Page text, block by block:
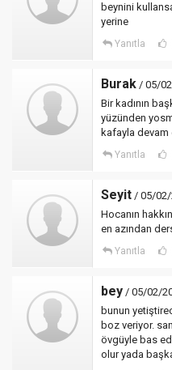
beynini
yerine
Yanıtla
Burak / 05/
Bir kadının
yüzünden
kafayla devam
Yanıtla
Seyit / 05/02/
Hocanın
en azından
Yanıtla
bey / 05/02/
bunun
boz veriyor.
övgüyle bas
olur yada